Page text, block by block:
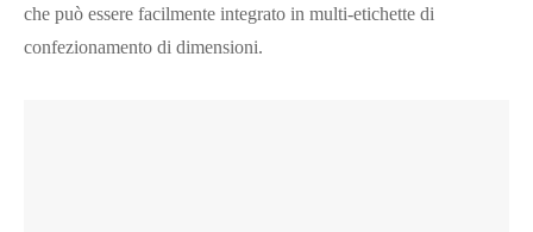
che può essere facilmente integrato in multi-etichette di
confezionamento di dimensioni.